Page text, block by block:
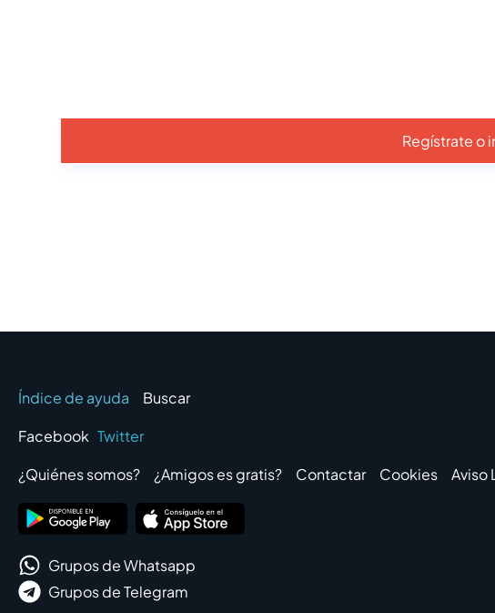
Regístrate o
Índice de ayuda
Buscar
Facebook Twitter
¿Quiénes somos?
¿Amigos es gratis? Contactar Cookies Aviso
Grupos de Whatsapp
Grupos de Telegram